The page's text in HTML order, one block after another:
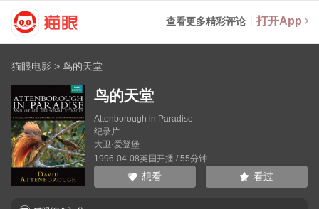
查看更多精彩评论 打开App
猫眼电影 >鸟的天堂
鸟的天堂
Attenborough in Paradise
纪录片
大卫·爱登堡
1996-04-08英国开播 / 55分钟
想看 看过